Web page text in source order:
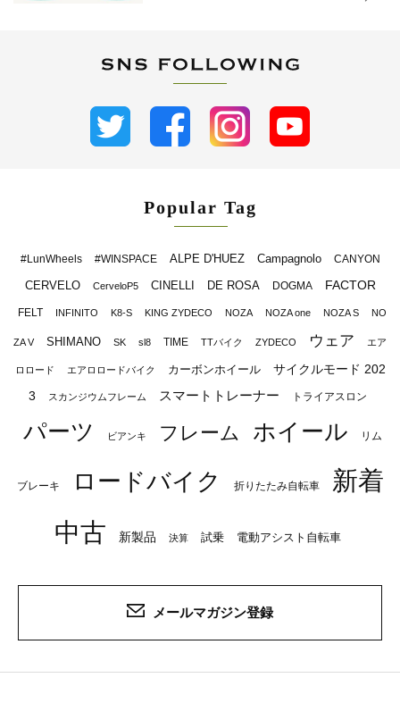
Popular Tag
#LunWheels #WINSPACE ALPE D'HUEZ Campagnolo CANYON
CERVELO CerveloP5 CINELLI DE ROSA DOGMA FACTOR
FELT INFINITO K8-S KING ZYDECO NOZA NOZA one NOZA S NO
ZA V SHIMANO SK sl8 TIME TTバイク ZYDECO ウェア エア
ロロード エアロロードバイク カーボンホイール
サイクルモード 202
3
スカンジウムフレーム スマートトレーナー トライアスロン
パーツ ビアンキ フレーム ホイール リム
ブレーキ ロードバイク 折りたたみ自転車
新着
中古
新製品 決算 試乗 電動アシスト自転車
メールマガジン登録